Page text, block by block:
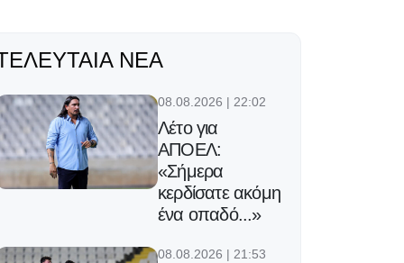
ΝΈΑ
08.08.2026 | 22:02
Λέτο για
ΑΠΟΕΛ:
«Σήμερα
κερδίσατε ακόμη
ένα οπαδό...»
08.08.2026 | 21:53